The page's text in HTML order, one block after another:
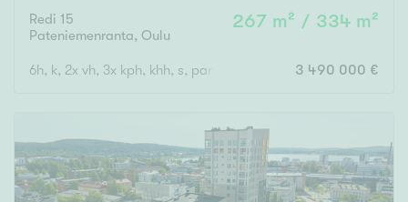
Redi 15
Pateniemenranta, Oulu
267 m² / 334 m²
6h, k, 2x vh, 3x kph, khh, s, parveke, terassi + ulkosauna
3 490 000 €